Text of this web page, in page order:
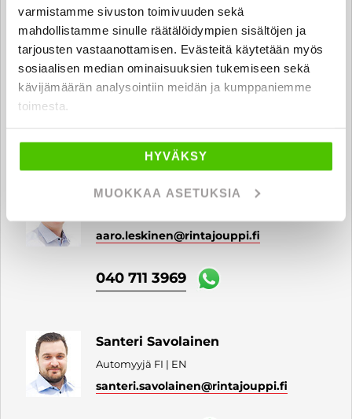
varmistamme sivuston toimivuuden sekä
mahdollistamme sinulle räätälöidympien sisältöjen ja
tarjousten vastaanottamisen. Evästeitä käytetään myös
sosiaalisen median ominaisuuksien tukemiseen sekä
kävijämäärän analysointiin meidän ja kumppaniemme
toimesta.
HYVÄKSY
MUOKKAA ASETUKSIA
Automyyjä FI
juha.turunen@rintajouppi.fi
Aaro Leskinen
aaro.leskinen@rintajouppi.fi
040 711 3969
Santeri Savolainen
Automyyjä FI | EN
santeri.savolainen@rintajouppi.fi